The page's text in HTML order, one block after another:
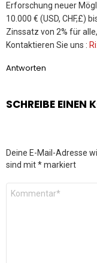
Erforschung neuer
10.000 € (USD, CHF,£)
Zinssatz von 2% für
Kontaktieren Sie uns :
Antworten
SCHREIBE EINEN
Deine E-Mail-Adresse
sind mit*markiert
Kommentar